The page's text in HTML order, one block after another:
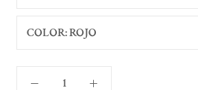
COLOR:ROJO